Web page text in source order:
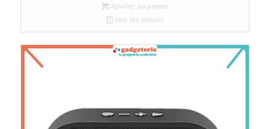
Ajouter au panier
Voir les détails